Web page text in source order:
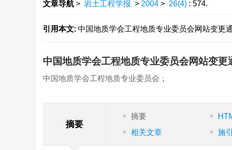
文章导航 > 岩土工程学报 > 2004 > 26(4) : 574.
引用本文: 中国地质学会工程地质专业委员会网站变更
中国地质学会工程地质专业委员会网站变更
中国地质学会工程地质专业委员会；
摘要
摘要
相关文章
施